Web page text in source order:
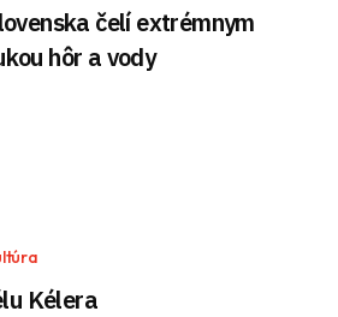
čelí extrémnym
hôr a vody
Kélera